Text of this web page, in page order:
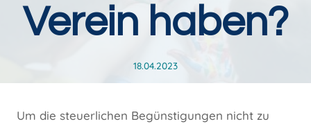
Verein haben?
18.04.2023
Um die steuerlichen Begünstigungen nicht zu